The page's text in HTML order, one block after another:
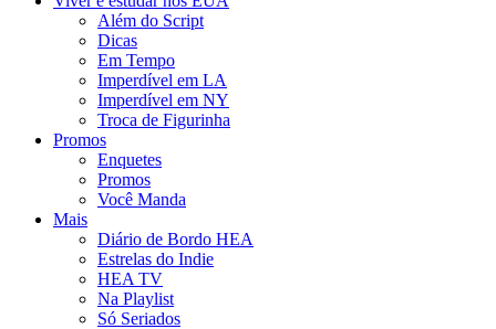
Além do Script
Dicas
Em Tempo
Imperdível em LA
Imperdível em NY
Troca de Figurinha
Promos
Enquetes
Promos
Você Manda
Mais
Diário de Bordo HEA
Estrelas do Indie
HEA TV
Na Playlist
Só Seriados